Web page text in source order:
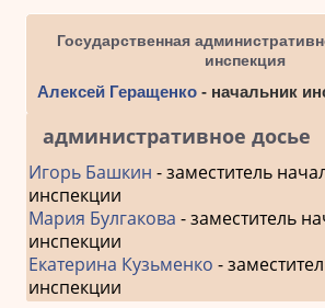
Государственная
инспекция
Алексей Геращенко- начальник
административное досье
Игорь Башкин - заместитель
инспекции
Мария Булгакова - заместитель
инспекции
Екатерина Кузьменко -
инспекции